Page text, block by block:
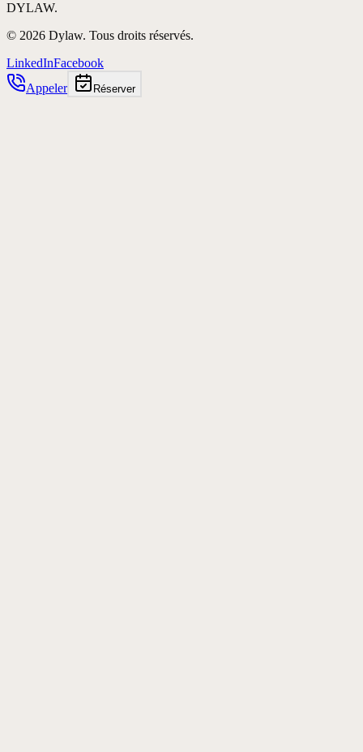
DYLAW.
© 2026 Dylaw. Tous droits réservés.
LinkedInFacebook
Appeler
Réserver